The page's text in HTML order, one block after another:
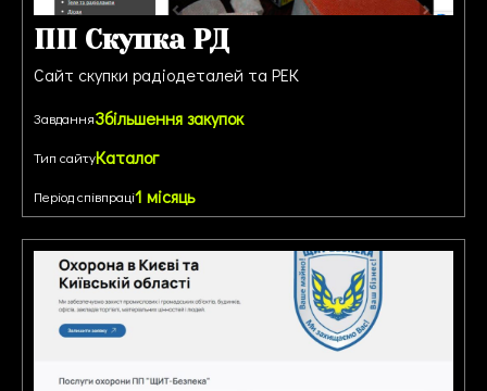
ПП Скупка РД
Сайт скупки радіодеталей та РЕК
ЗавданняЗбільшення закупок
Тип сайтуКаталог
Період співпраці1 місяць